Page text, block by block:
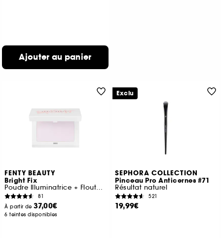
Ajouter au panier
FENTY BEAUTY
Bright Fix
Poudre Illuminatrice + Floutante
81
À partir de37,00€
6 teintes disponibles
SEPHORA COLLECTION
Pinceau Pro Anticernes #71
Résultat naturel
521
19,99€
Exclu